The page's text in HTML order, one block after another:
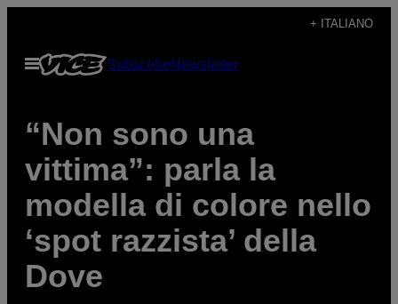
contenuto
+ ITALIANO
Apri
SubscribeNewsletter
“Non sono una
vittima”: parla la
modella di colore nello
‘spot razzista’ della
Dove